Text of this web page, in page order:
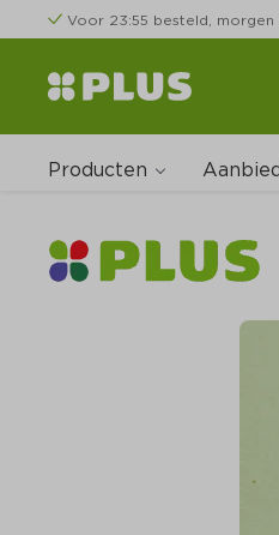
Voor 23:55 besteld, morgen
Producten